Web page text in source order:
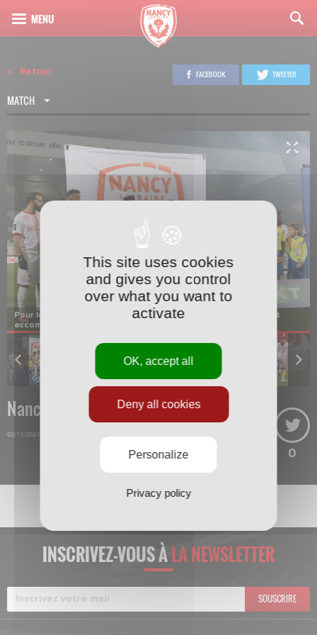
Retour
MATCH
FACEBOOK TWEETER
Pour la première fois depuis longtemps, les Nancéiens étaient
accompagnés d'enfants à leur entrée sur la pelouse.
16
Nancy-Sochaux
02/11/2021
0
INSCRIVEZ-VOUS ÀLA NEWSLETTER
SOUSCRIRE
This site uses cookies
and gives you control
over what you want to
activate
OK, accept all
Deny all cookies
Personalize
Privacy policy